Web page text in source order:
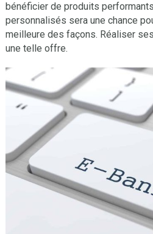
bénéficier de produits
personnalisés sera une chance
meilleure des façons. Réaliser
une telle offre.